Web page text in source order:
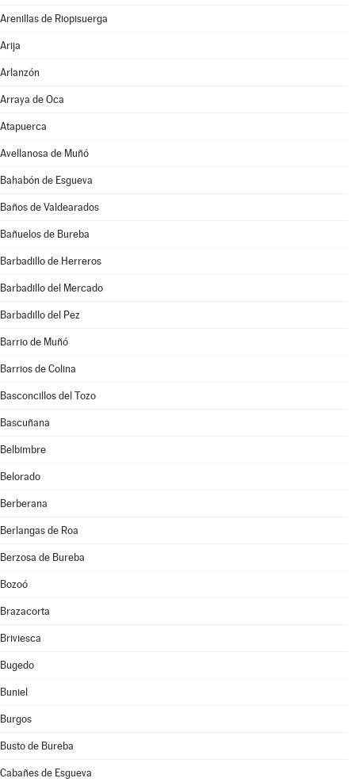
Arenillas de Riopisuerga
Arija
Arlanzón
Arraya de Oca
Atapuerca
Avellanosa de Muñó
Bahabón de Esgueva
Baños de Valdearados
Bañuelos de Bureba
Barbadillo de Herreros
Barbadillo del Mercado
Barbadillo del Pez
Barrio de Muñó
Barrios de Colina
Basconcillos del Tozo
Bascuñana
Belbimbre
Belorado
Berberana
Berlangas de Roa
Berzosa de Bureba
Bozoó
Brazacorta
Briviesca
Bugedo
Buniel
Burgos
Busto de Bureba
Cabañes de Esgueva